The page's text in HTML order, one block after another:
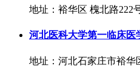
地址：裕华区 槐北路222
河北医科大学第一临床医
地址：河北石家庄市裕华